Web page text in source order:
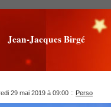
Jean-Jacques Birgé
29 mai 2019 à 09:00 :: Perso